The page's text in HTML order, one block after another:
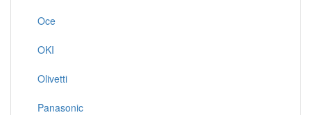
Oce
OKI
Olivetti
Panasonic